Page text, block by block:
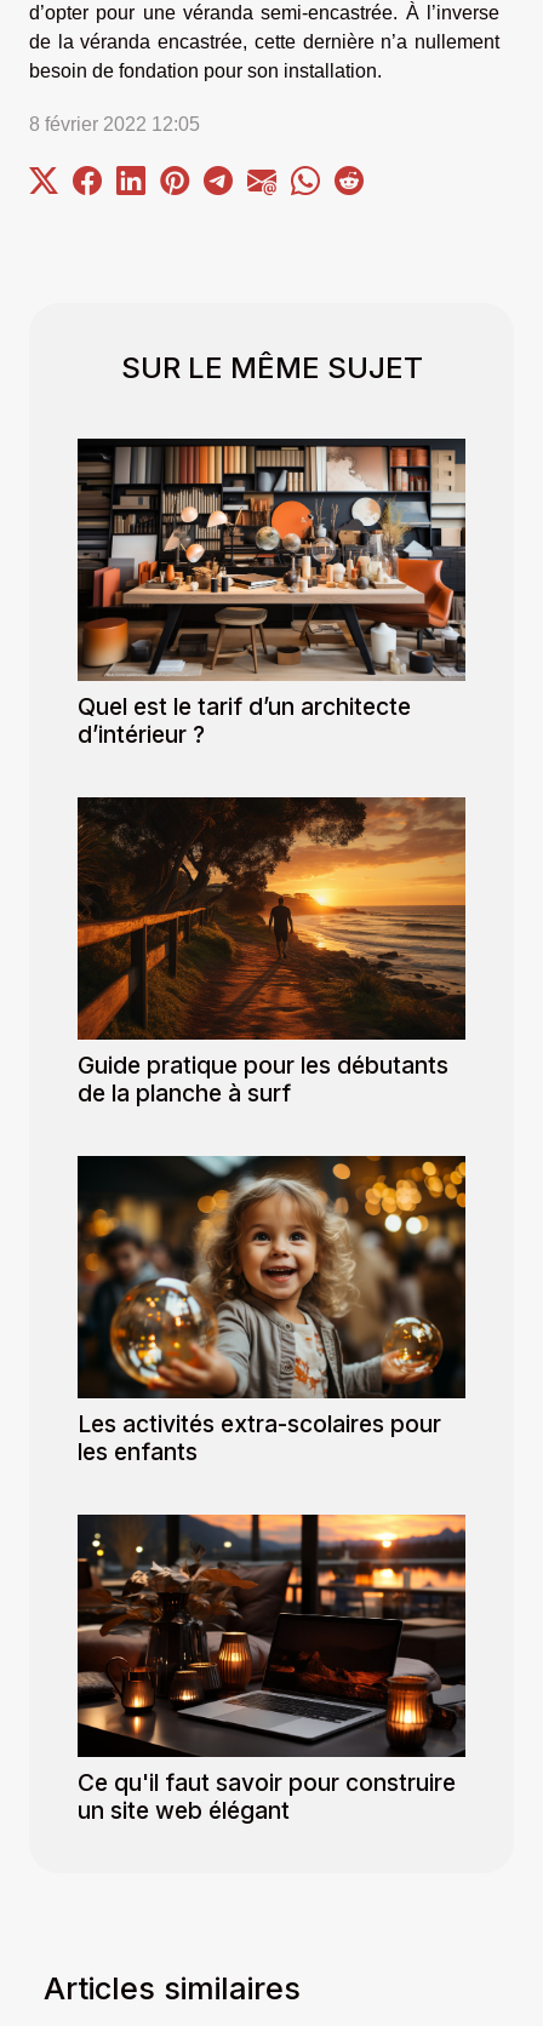
d’opter pour une véranda semi-encastrée. À l’inverse
de la véranda encastrée, cette dernière n’a nullement
besoin de fondation pour son installation.
8 février 2022 12:05
SUR LE MÊME SUJET
Quel est le tarif d’un architecte
d’intérieur ?
Guide pratique pour les débutants
de la planche à surf
Les activités extra-scolaires pour
les enfants
Ce qu'il faut savoir pour construire
un site web élégant
Articles similaires